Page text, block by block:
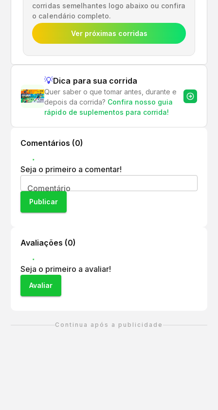
corridas semelhantes logo abaixo ou confira
o calendário completo.
Ver próximas corridas
💡Dica para sua corrida
Quer saber o que tomar antes, durante e
depois da corrida? Confira nosso guia
rápido de suplementos para corrida!
Comentários (0)
Seja o primeiro a comentar!
Comentário
Publicar
Avaliações (0)
Seja o primeiro a avaliar!
Avaliar
Continua após a publicidade